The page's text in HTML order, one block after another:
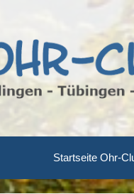
Startseite Ohr-